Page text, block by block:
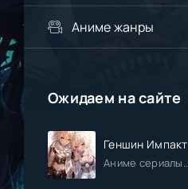
Аниме жанры
Ожидаем на сайте
Геншин Импакт